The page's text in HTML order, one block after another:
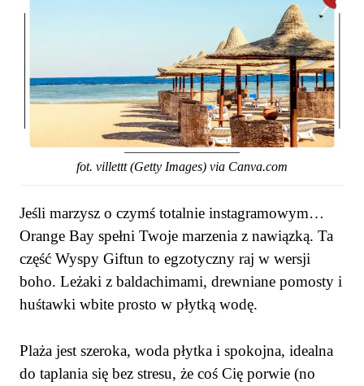
fot. villettt (Getty Images) via Canva.com
Jeśli marzysz o czymś totalnie instagramowym…
Orange Bay spełni Twoje marzenia z nawiązką. Ta
część Wyspy Giftun to egzotyczny raj w wersji
boho. Leżaki z baldachimami, drewniane pomosty i
huśtawki wbite prosto w płytką wodę.
Plaża jest szeroka, woda płytka i spokojna, idealna
do taplania się bez stresu, że coś Cię porwie (no